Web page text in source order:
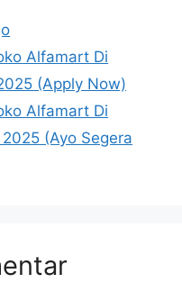
Alfamart Di
(Apply Now)
Alfamart Di
(Ayo Segera